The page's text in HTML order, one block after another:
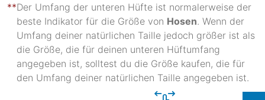
Der Umfang der unteren Hüfte ist normalerweise der
beste Indikator für die Größe von Hosen. Wenn der
Umfang deiner natürlichen Taille jedoch größer ist als
die Größe, die für deinen unteren Hüftumfang
angegeben ist, solltest du die Größe kaufen, die für
den Umfang deiner natürlichen Taille angegeben ist.